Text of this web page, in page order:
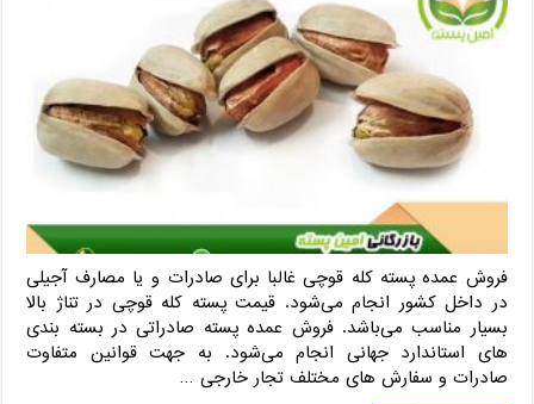
فروش عمده پسته کله قوچی غالبا برای صادرات و یا مصارف آجیلی
در داخل کشور انجام می‌شود. قیمت پسته کله قوچی در تناژ بالا
بسیار مناسب می‌باشد. فروش عمده پسته صادراتی در بسته بندی
های استاندارد جهانی انجام می‌شود. به جهت قوانین متفاوت
صادرات و سفارش های مختلف تجار خارجی …